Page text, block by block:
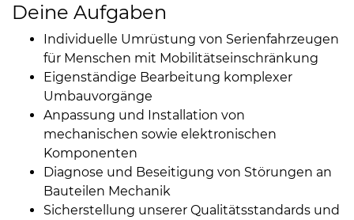
Deine Aufgaben
Individuelle Umrüstung von Serienfahrzeugen
für Menschen mit Mobilitätseinschränkung
Eigenständige Bearbeitung komplexer
Umbauvorgänge
Anpassung und Installation von
mechanischen sowie elektronischen
Komponenten
Diagnose und Beseitigung von Störungen an
Bauteilen Mechanik
Sicherstellung unserer Qualitätsstandards und